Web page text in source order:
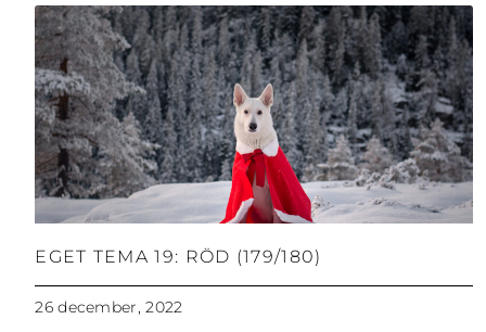
EGET TEMA 19: RÖD (179/180)
26 december, 2022